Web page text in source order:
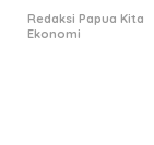
Redaksi Papua Kita
Ekonomi